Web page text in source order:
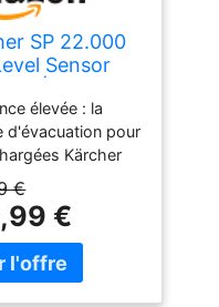
des
G 1 et G 1 1/2
SP 22.000
Sensor
Chargées,
: 22.000 l/h,
: 7 m,
: 30 mm,
d'Eau
: 35 mm,
: 0,8 bar
élevée : la
d'évacuation pour
Kärcher
Dirt Level
peut traiter
22.000 litres
heure, avec des
de saleté allant
€
€